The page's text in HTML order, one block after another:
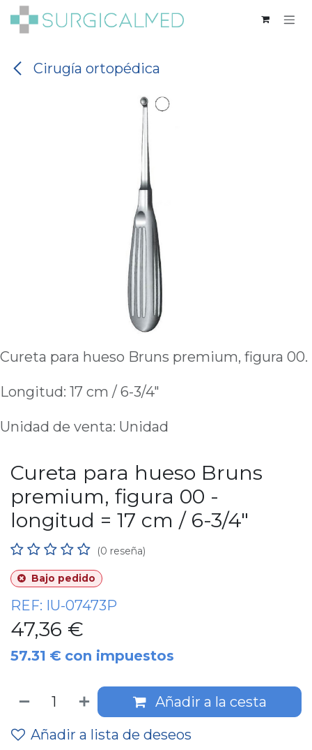
Ir al contenido
Cirugía ortopédica
Cureta para hueso Bruns premium, figura 00.
Longitud: 17 cm / 6-3/4"
Unidad de venta: Unidad
Cureta para hueso Bruns
premium, figura 00 -
longitud = 17 cm / 6-3/4"
(0 reseña)
Bajo pedido
REF: IU-07473P
47,36 €
57.31 € con impuestos
Añadir a la cesta
Añadir a lista de deseos